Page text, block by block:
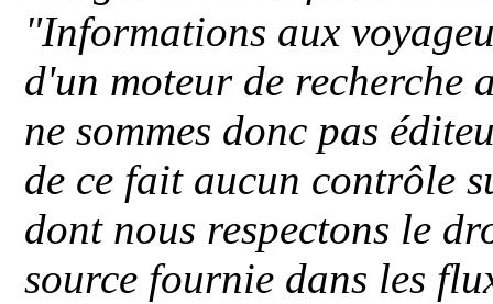
"Informations aux
d'un moteur de recherche
ne sommes donc pas
de ce fait aucun contrôle
dont nous respectons le
source fournie dans les